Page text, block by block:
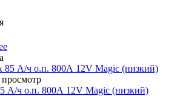
А/ч о.п. 800А 12V Magic (низкий)